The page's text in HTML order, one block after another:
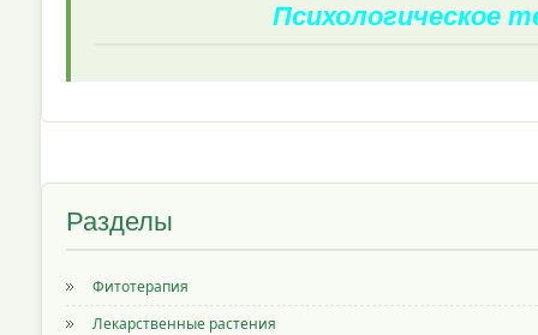
Психологическое
Разделы
Фитотерапия
Лекарственные растения